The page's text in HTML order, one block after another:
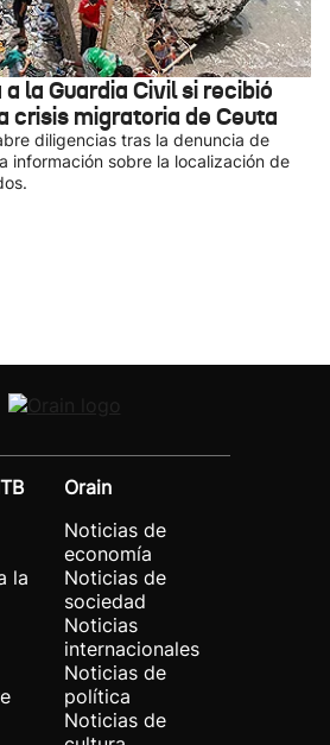
la Guardia Civil si recibió
crisis migratoria de Ceuta
diligencias tras la denuncia de
información sobre la localización de
la
Orain
Noticias de
economía
Noticias de
sociedad
Noticias
internacionales
Noticias de
política
Noticias de